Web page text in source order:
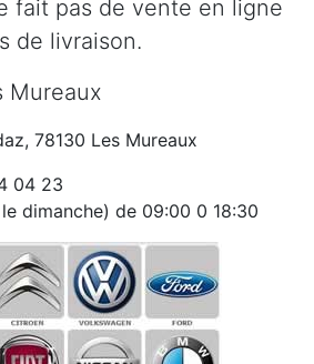
fait pas de vente en ligne
de livraison.
Mureaux
78130 Les Mureaux
04 23
dimanche) de 09:00 0 18:30